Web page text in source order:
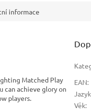
informace
Matched Play
can achieve glory on
players.
EAN:
Jazyk
Věk: